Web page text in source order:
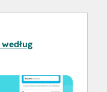
który
dotknięciem